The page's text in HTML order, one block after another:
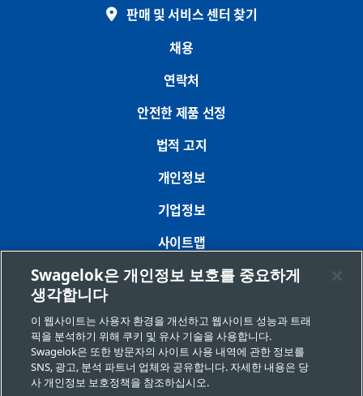
판매 및 서비스 센터 찾기
채용
연락처
안전한 제품 선정
법적 고지
개인정보
기업정보
사이트맵
쿠키 기본 설정
개인정보 판매 또는 공유 금지 요청
Copyright 2026 Swagelok Company. All rights reserved.
Swagelok은 개인정보 보호를 중요하게
생각합니다
이 웹사이트는 사용자 환경을 개선하고 웹사이트 성능과 트래
픽을 분석하기 위해 쿠키 및 유사 기술을 사용합니다.
Swagelok은 또한 방문자의 사이트 사용 내역에 관한 정보를
SNS, 광고, 분석 파트너 업체와 공유합니다. 자세한 내용은 당
사 개인정보 보호정책을 참조하십시오.